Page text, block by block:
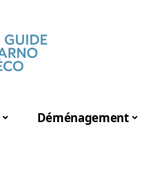
Déménagement